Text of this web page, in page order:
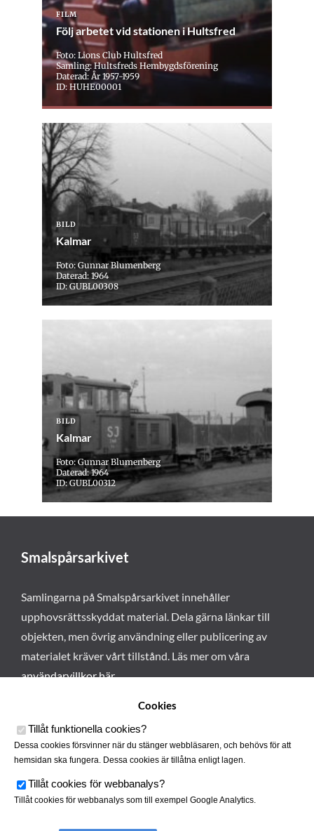
FILM
Följ arbetet vid stationen i Hultsfred
Foto: Lions Club Hultsfred
Samling: Hultsfreds Hembygdsförening
Daterad: År 1957-1959
ID: HUHE00001
BILD
Kalmar
Foto: Gunnar Blumenberg
Daterad: 1964
ID: GUBL00308
BILD
Kalmar
Foto: Gunnar Blumenberg
Daterad: 1964
ID: GUBL00312
Smalspårsarkivet
Samlingarna på Smalspårsarkivet innehåller
upphovsrättsskyddat material. Dela gärna länkar till
objekten, men övrig användning eller publicering av
materialet kräver vårt tillstånd. Läs mer om våra
användarvillkor här.
Cookies
Tillåt funktionella cookies?
Dessa cookies försvinner när du stänger webbläsaren, och behövs för att
hemsidan ska fungera. Dessa cookies är tillåtna enligt lagen.
Tillåt cookies för webbanalys?
Tillåt cookies för webbanalys som till exempel Google Analytics.